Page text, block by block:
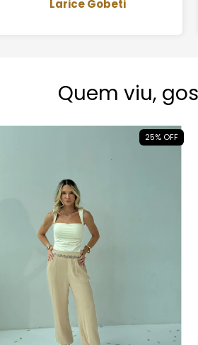
Comprarei de novo com
Larice Gobeti
Quem viu,
25% OFF